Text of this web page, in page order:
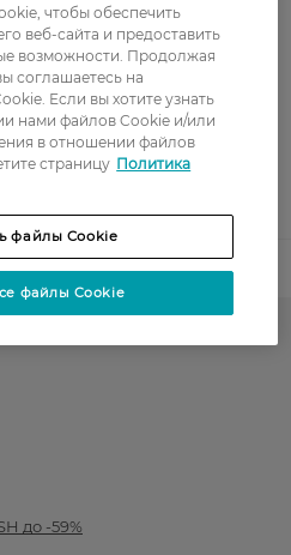
1540439
до -59%
чтобы обеспечить
веб-сайта и предоставить
возможности. Продолжая
соглашаетесь на
Если вы хотите узнать
нами файлов Cookie и/или
в отношении файлов
страницу Политика
файлы Cookie
файлы Cookie